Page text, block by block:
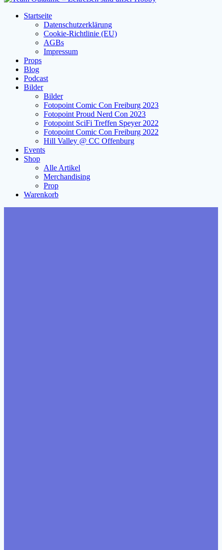
Startseite
Datenschutzerklärung
Cookie-Richtlinie (EU)
AGBs
Impressum
Props
Blog
Podcast
Bilder
Bilder
Fotopoint Comic Con Freiburg 2023
Fotopoint Proud Nerd Con 2023
Fotopoint SciFi Treffen Speyer 2022
Fotopoint Comic Con Freiburg 2022
Hill Valley @ CC Offenburg
Events
Shop
Alle Artikel
Merchandising
Prop
Warenkorb